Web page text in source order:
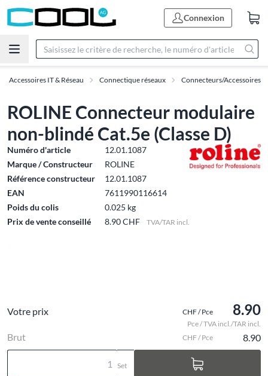
Connexion
Accessoires IT & Réseau Connectique réseaux Connecteurs/Accessoires
ROLINE Connecteur modulaire
non-blindé Cat.5e (Classe D)
Numéro d'article
12.01.1087
Marque / Constructeur
ROLINE
Référence constructeur
12.01.1087
EAN
7611990116614
Poids du colis
0.025 kg
Prix de vente conseillé
8.90 CHF TVA/TAR incl.
Votre prix CHF / Pce 8.90
Pce / TVA incl./TAR incl.
Brut CHF / Pce 8.90
Set